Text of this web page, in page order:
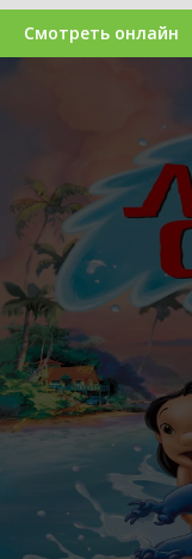
Смотреть онлайн